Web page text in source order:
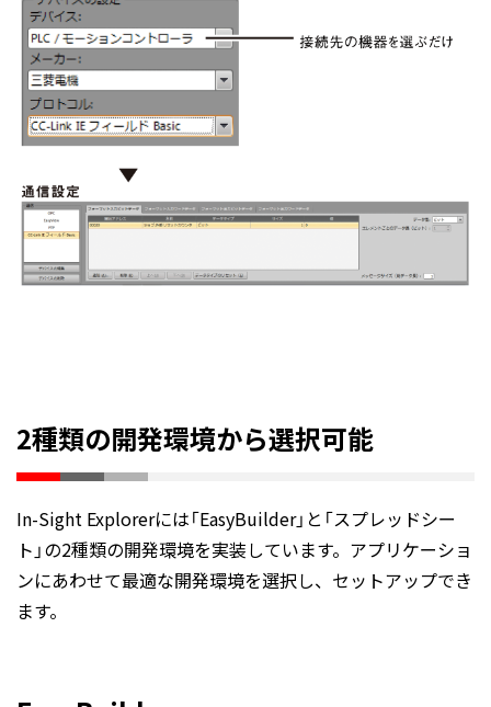
2種類の開発環境から選択可能
In-Sight Explorerには「EasyBuilder」と「スプレッドシー
ト」の2種類の開発環境を実装しています。アプリケーショ
ンにあわせて最適な開発環境を選択し、セットアップでき
ます。